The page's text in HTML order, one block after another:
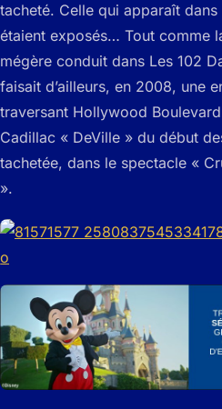
tacheté. Celle qui apparaît
étaient exposés… Tout comme
mégère conduit dans Les 102
faisait d’ailleurs, en 2008, une
traversant Hollywood
Cadillac « DeVille » du début
tachetée, dans le spectacle «
».